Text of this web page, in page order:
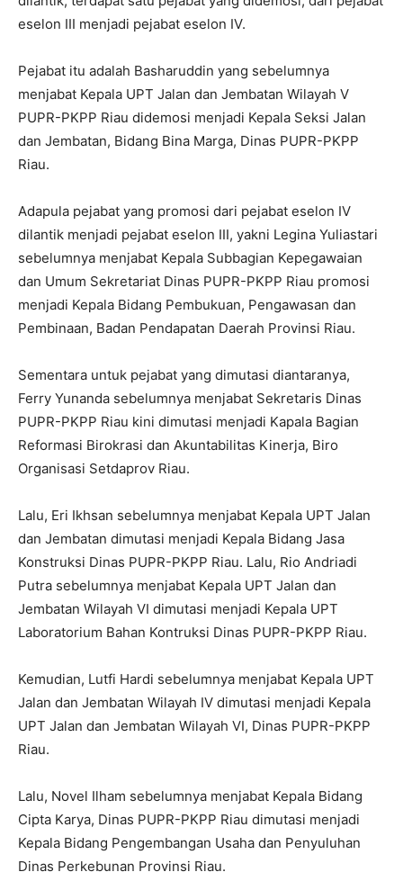
eselon III menjadi pejabat eselon IV.
Pejabat itu adalah Basharuddin yang sebelumnya
menjabat Kepala UPT Jalan dan Jembatan Wilayah V
PUPR-PKPP Riau didemosi menjadi Kepala Seksi Jalan
dan Jembatan, Bidang Bina Marga, Dinas PUPR-PKPP
Riau.
Adapula pejabat yang promosi dari pejabat eselon IV
dilantik menjadi pejabat eselon III, yakni Legina Yuliastari
sebelumnya menjabat Kepala Subbagian Kepegawaian
dan Umum Sekretariat Dinas PUPR-PKPP Riau promosi
menjadi Kepala Bidang Pembukuan, Pengawasan dan
Pembinaan, Badan Pendapatan Daerah Provinsi Riau.
Sementara untuk pejabat yang dimutasi diantaranya,
Ferry Yunanda sebelumnya menjabat Sekretaris Dinas
PUPR-PKPP Riau kini dimutasi menjadi Kapala Bagian
Reformasi Birokrasi dan Akuntabilitas Kinerja, Biro
Organisasi Setdaprov Riau.
Lalu, Eri Ikhsan sebelumnya menjabat Kepala UPT Jalan
dan Jembatan dimutasi menjadi Kepala Bidang Jasa
Konstruksi Dinas PUPR-PKPP Riau. Lalu, Rio Andriadi
Putra sebelumnya menjabat Kepala UPT Jalan dan
Jembatan Wilayah VI dimutasi menjadi Kepala UPT
Laboratorium Bahan Kontruksi Dinas PUPR-PKPP Riau.
Kemudian, Lutfi Hardi sebelumnya menjabat Kepala UPT
Jalan dan Jembatan Wilayah IV dimutasi menjadi Kepala
UPT Jalan dan Jembatan Wilayah VI, Dinas PUPR-PKPP
Riau.
Lalu, Novel Ilham sebelumnya menjabat Kepala Bidang
Cipta Karya, Dinas PUPR-PKPP Riau dimutasi menjadi
Kepala Bidang Pengembangan Usaha dan Penyuluhan
Dinas Perkebunan Provinsi Riau.